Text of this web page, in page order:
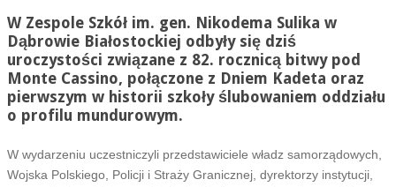
W Zespole Szkół im. gen. Nikodema Sulika w
Dąbrowie Białostockiej odbyły się dziś
uroczystości związane z 82. rocznicą bitwy pod
Monte Cassino, połączone z Dniem Kadeta oraz
pierwszym w historii szkoły ślubowaniem oddziału
o profilu mundurowym.
W wydarzeniu uczestniczyli przedstawiciele władz samorządowych,
Wojska Polskiego, Policji i Straży Granicznej, dyrektorzy instytucji,